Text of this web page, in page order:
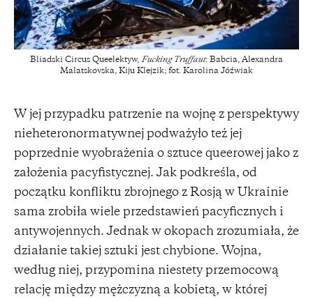
Bliadski Circus Queelektyw, Fucking Truffaut: Babcia, Alexandra
Malatskovska, Kiju Klejzik; fot. Karolina Jóźwiak
W jej przypadku patrzenie na wojnę z perspektywy
nieheteronormatywnej podważyło też jej
poprzednie wyobrażenia o sztuce queerowej jako z
założenia pacyfistycznej. Jak podkreśla, od
początku konfliktu zbrojnego z Rosją w Ukrainie
sama zrobiła wiele przedstawień pacyficznych i
antywojennych. Jednak w okopach zrozumiała, że
działanie takiej sztuki jest chybione. Wojna,
według niej, przypomina niestety przemocową
relację między mężczyzną a kobietą, w której